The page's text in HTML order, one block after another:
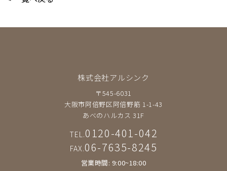
株式会社アルシンク
〒545-6031
大阪市阿倍野区阿倍野筋 1-1-43
あべのハルカス 31F
TEL.0120-401-042
FAX.06-7635-8245
営業時間: 9:00~18:00